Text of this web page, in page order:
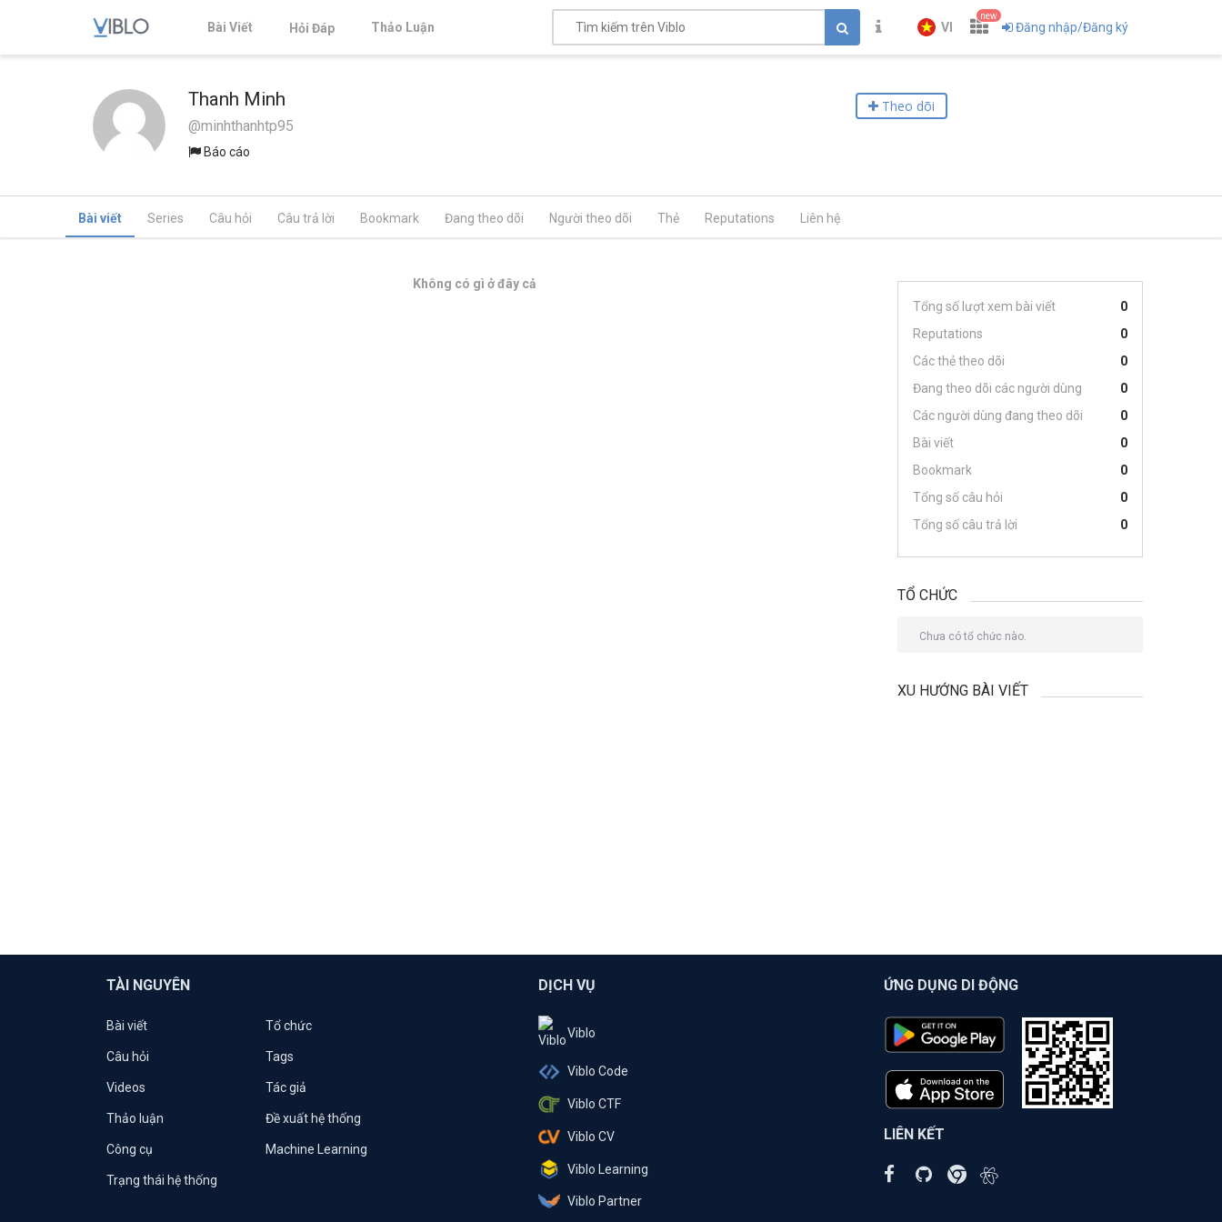
Bài Viết Hỏi Đáp Thảo Luận VI
new
Đăng nhập/Đăng ký
Thanh Minh
@minhthanhtp95
Báo cáo
Theo dõi
Bài viết Series Câu hỏi Câu trả lời Bookmark Đang theo dõi Người theo dõi Thẻ Reputations Liên hệ
Không có gì ở đây cả
Tổng số lượt xem bài viết
0
Reputations
0
Các thẻ theo dõi
0
Đang theo dõi các người dùng
0
Các người dùng đang theo dõi
0
Bài viết
0
Bookmark
0
Tổng số câu hỏi
0
Tổng số câu trả lời
0
TỔ CHỨC
Chưa có tổ chức nào.
XU HƯỚNG BÀI VIẾT
TÀI NGUYÊN
Bài viết Tổ chức
Câu hỏi Tags
Videos Tác giả
Thảo luận Đề xuất hệ thống
Công cụ Machine Learning
Trạng thái hệ thống
DỊCH VỤ
Viblo
Viblo Code
Viblo CTF
Viblo CV
Viblo Learning
Viblo Partner
ỨNG DỤNG DI ĐỘNG
LIÊN KẾT